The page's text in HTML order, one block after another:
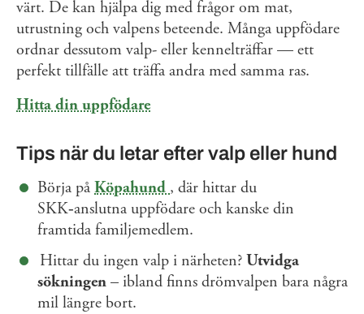
värt. De kan hjälpa dig med frågor om mat,
utrustning och valpens beteende. Många uppfödare
ordnar dessutom valp- eller kennelträffar — ett
perfekt tillfälle att träffa andra med samma ras.
Hitta din uppfödare
Tips när du letar efter valp eller hund
Börja på Köpahund , där hittar du
SKK‑anslutna uppfödare och kanske din
framtida familjemedlem.
Hittar du ingen valp i närheten? Utvidga
sökningen – ibland finns drömvalpen bara några
mil längre bort.